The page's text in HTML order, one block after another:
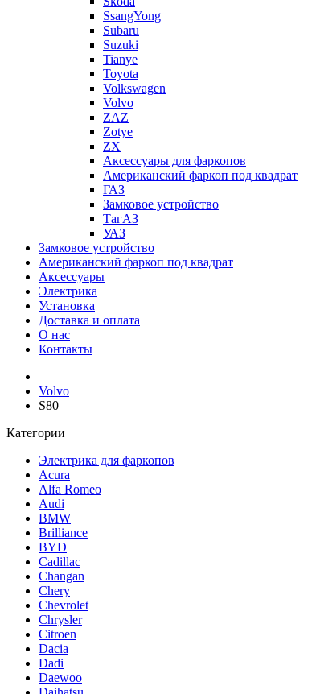
SsangYong
Subaru
Suzuki
Tianye
Toyota
Volkswagen
Volvo
ZAZ
Zotye
ZX
Аксессуары для фаркопов
Американский фаркоп под квадрат
ГАЗ
Замковое устройство
ТагАЗ
УАЗ
Замковое устройство
Американский фаркоп под квадрат
Аксессуары
Электрика
Установка
Доставка и оплата
О нас
Контакты
Volvo
S80
Категории
Электрика для фаркопов
Acura
Alfa Romeo
Audi
BMW
Brilliance
BYD
Cadillac
Changan
Chery
Chevrolet
Chrysler
Citroen
Dacia
Dadi
Daewoo